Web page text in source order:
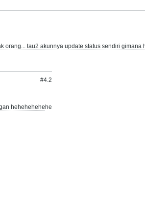
orang... tau2 akunnya update status sendiri gimana
#4.2
hehehehehehe